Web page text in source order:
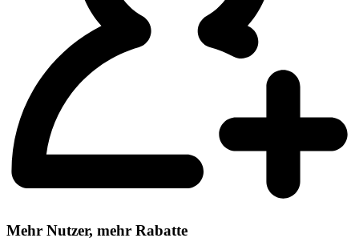
Mehr Nutzer, mehr Rabatte